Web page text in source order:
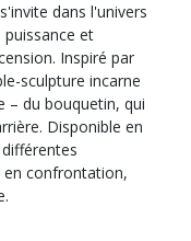
s'invite dans l'univers
puissance et
Inspiré par
sculpture incarne
– du bouquetin, qui
Disponible en
en confrontation,